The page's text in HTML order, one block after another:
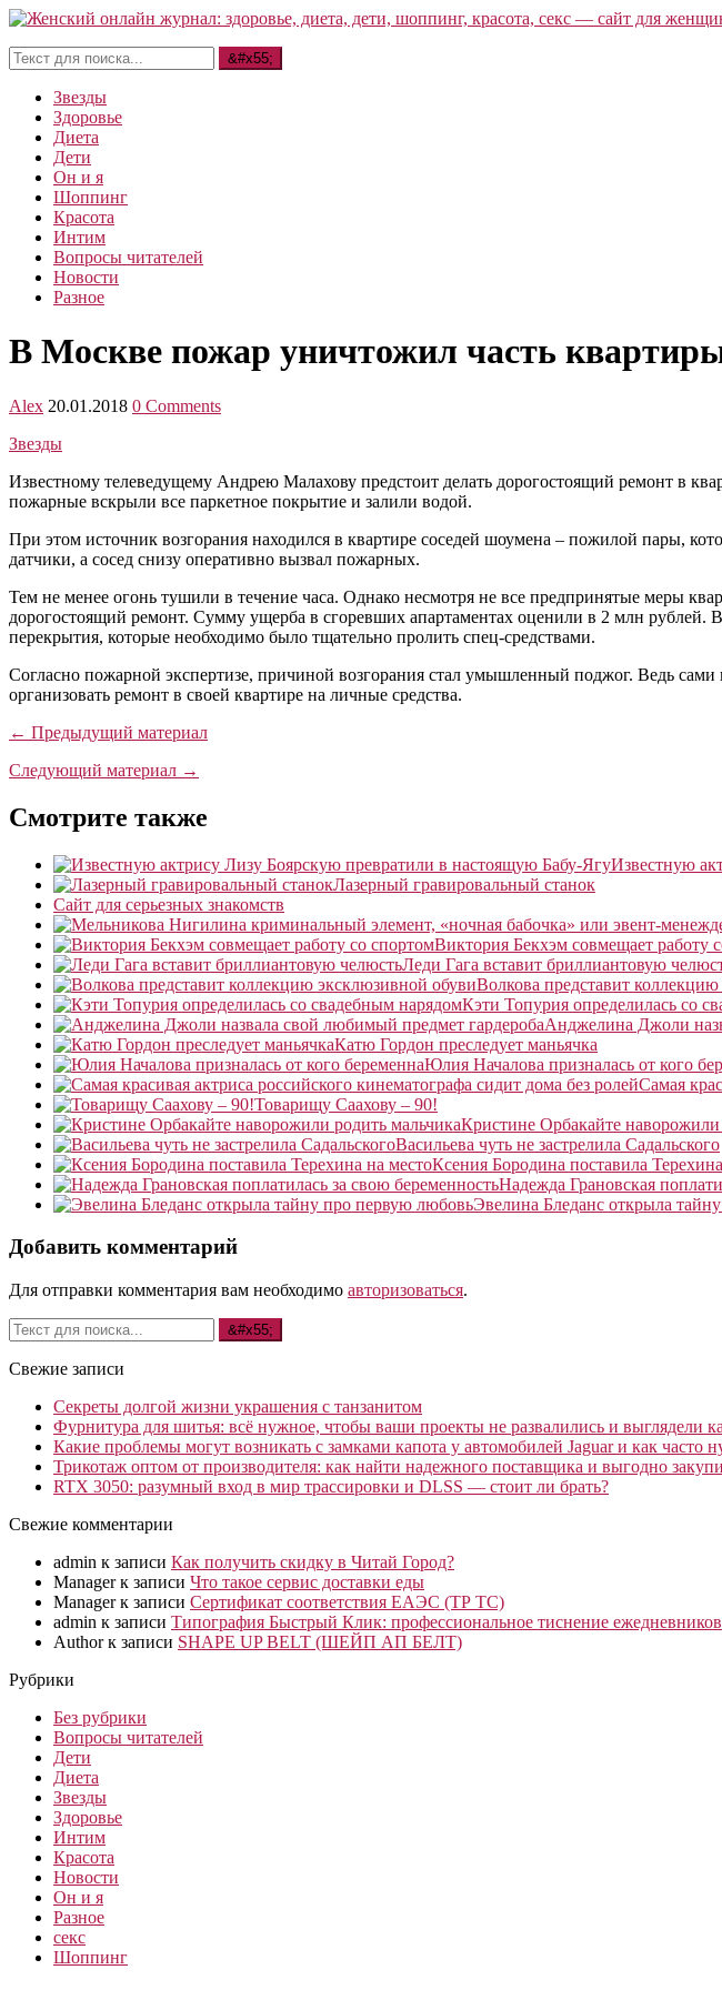
Звезды
Здоровье
Диета
Дети
Он и я
Шоппинг
Красота
Интим
Вопросы читателей
Новости
Разное
В Москве пожар уничтожил часть
Alex 20.01.2018 0 Comments
Звезды
Известному телеведущему Андрею Малахову предстоит делать дорогостоящий ремонт в
пожарные вскрыли все паркетное покрытие и залили водой.
При этом источник возгорания находился в квартире соседей шоумена – пожилой пары,
датчики, а сосед снизу оперативно вызвал пожарных.
Тем не менее огонь тушили в течение часа. Однако несмотря не все предпринятые меры
дорогостоящий ремонт. Сумму ущерба в сгоревших апартаментах оценили в 2 млн
перекрытия, которые необходимо было тщательно пролить спец-средствами.
Согласно пожарной экспертизе, причиной возгорания стал умышленный поджог. Ведь
организовать ремонт в своей квартире на личные средства.
← Предыдущий материал
Следующий материал →
Смотрите также
Известную
Лазерный гравировальный станок
Сайт для серьезных знакомств
Виктория Бекхэм совмещает работу
Леди Гага вставит бриллиантовую
Волкова представит
Кэти Топурия определилась со
Анджелина Джоли
Катю Гордон преследует маньячка
Юлия Началова призналась от кого
Самая
Товарищу Саахову – 90!
Кристине Орбакайте наворожили
Васильева чуть не застрелила Садальского
Ксения Бородина поставила
Надежда Грановская
Эвелина Бледанс открыла
Добавить комментарий
Для отправки комментария вам необходимо авторизоваться.
Свежие записи
Секреты долгой жизни украшения с танзанитом
Фурнитура для шитья: всё нужное, чтобы ваши проекты не развалились и выглядели
Какие проблемы могут возникать с замками капота у автомобилей Jaguar и как часто
Трикотаж оптом от производителя: как найти надежного поставщика и выгодно
RTX 3050: разумный вход в мир трассировки и DLSS — стоит ли брать?
Свежие комментарии
admin к записи Как получить скидку в Читай Город?
Managerк записи Что такое сервис доставки еды
Managerк записи Сертификат соответствия ЕАЭС (ТР ТС)
admin к записи Типография Быстрый Клик: профессиональное тиснение ежедневников
Authorк записи SHAPE UP BELT (ШЕЙП АП БЕЛТ)
Рубрики
Без рубрики
Вопросы читателей
Дети
Диета
Звезды
Здоровье
Интим
Красота
Новости
Он и я
Разное
секс
Шоппинг